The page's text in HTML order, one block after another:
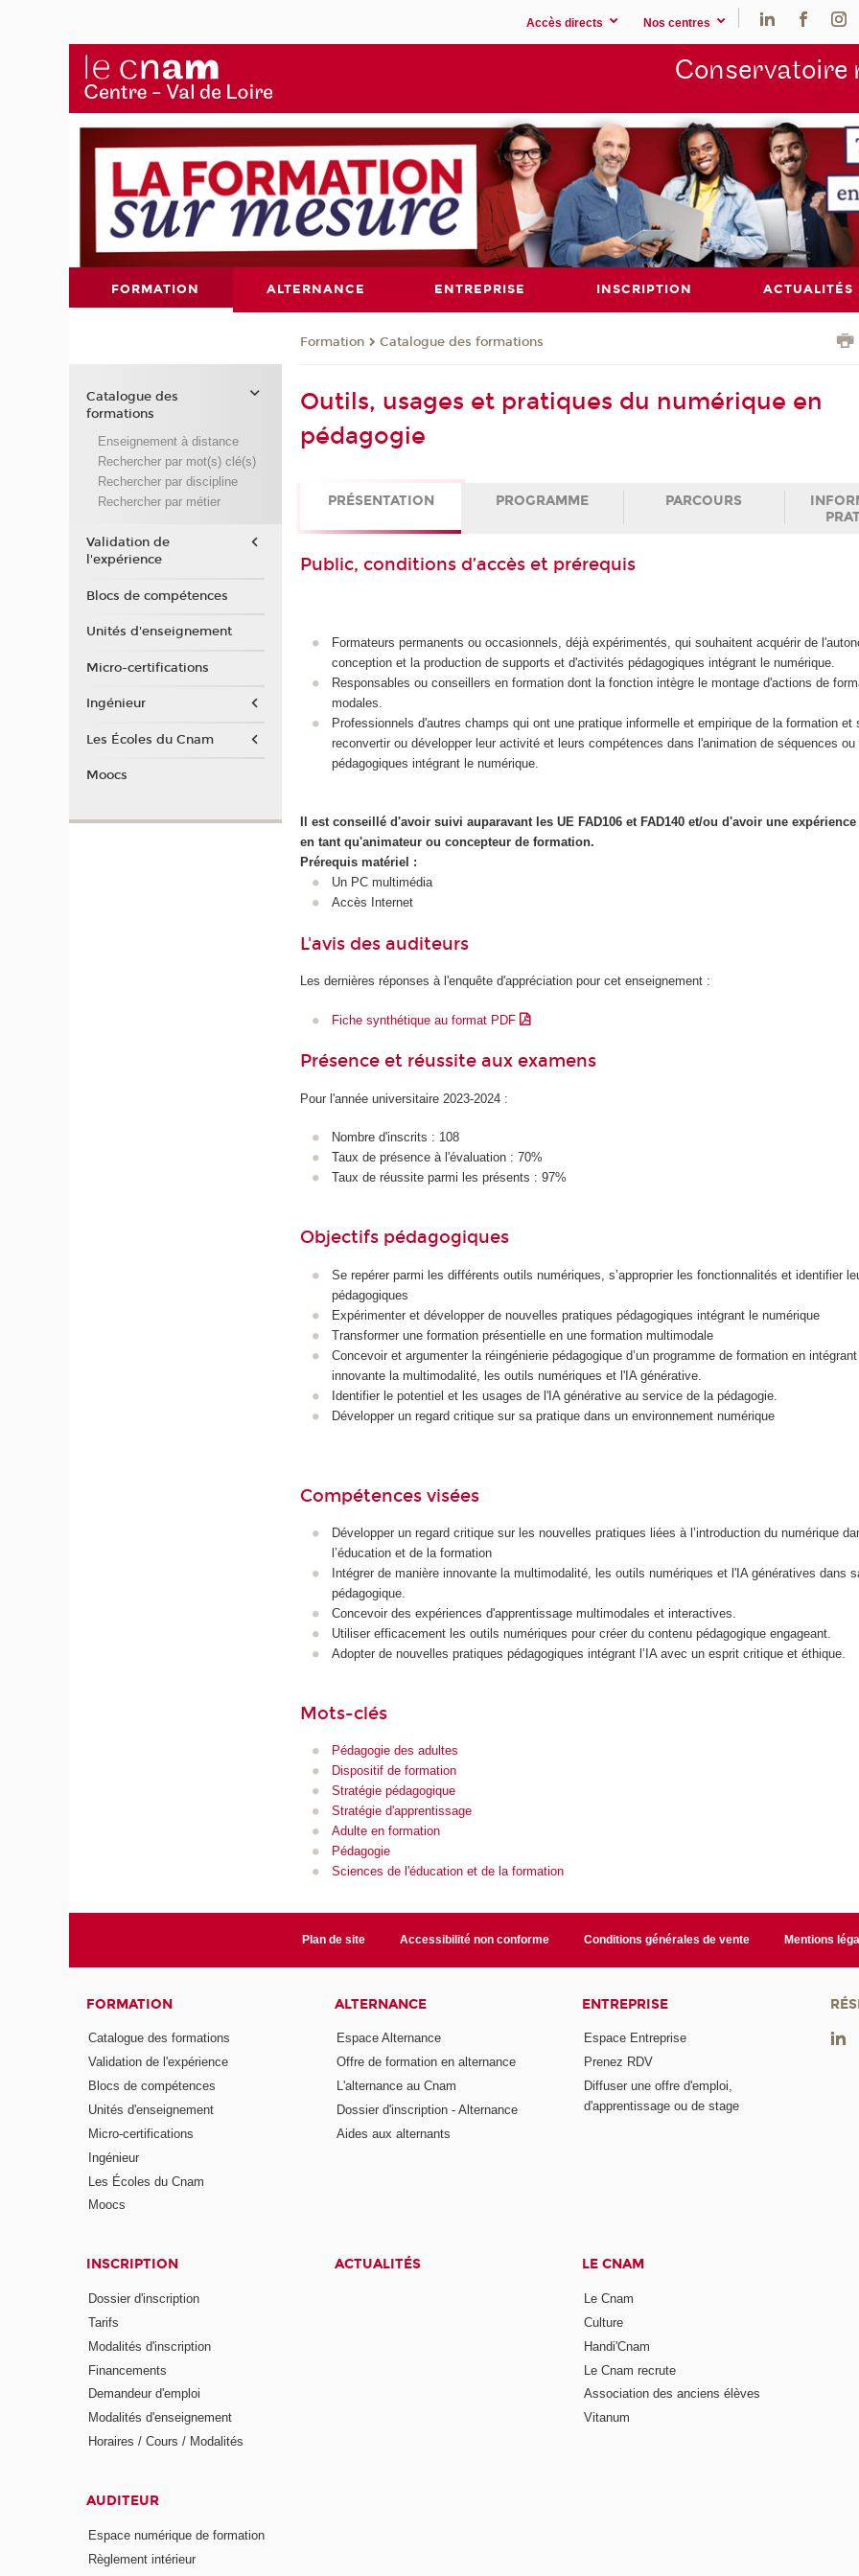
Accès directs Nos centres
Conservatoire
FORMATION ALTERNANCE ENTREPRISE INSCRIPTION ACTUALITÉS
Formation Catalogue des formations
Outils, usages et pratiques du numérique en
pédagogie
PRÉSENTATION PROGRAMME PARCOURS
Public, conditions d’accès et prérequis
Formateurs permanents ou occasionnels, déjà expérimentés, qui souhaitent acquérir de
conception et la production de supports et d'activités pédagogiques intégrant le numérique.
Responsables ou conseillers en formation dont la fonction intègre le montage d'actions de
modales.
Professionnels d'autres champs qui ont une pratique informelle et empirique de la formation et
reconvertir ou développer leur activité et leurs compétences dans l'animation de séquences ou
pédagogiques intégrant le numérique.
Il est conseillé d'avoir suivi auparavant les UE FAD106 et FAD140 et/ou d'avoir une
en tant qu'animateur ou concepteur de formation.
Prérequis matériel :
Un PC multimédia
Accès Internet
L'avis des auditeurs
Les dernières réponses à l'enquête d'appréciation pour cet enseignement :
Fiche synthétique au format PDF
Présence et réussite aux examens
Pour l'année universitaire 2023-2024 :
Nombre d'inscrits : 108
Taux de présence à l'évaluation : 70%
Taux de réussite parmi les présents : 97%
Objectifs pédagogiques
Se repérer parmi les différents outils numériques, s’approprier les fonctionnalités et identifier
pédagogiques
Expérimenter et développer de nouvelles pratiques pédagogiques intégrant le numérique
Transformer une formation présentielle en une formation multimodale
Concevoir et argumenter la réingénierie pédagogique d’un programme de formation en
innovante la multimodalité, les outils numériques et l'IA générative.
Identifier le potentiel et les usages de l'IA générative au service de la pédagogie.
Développer un regard critique sur sa pratique dans un environnement numérique
Compétences visées
Développer un regard critique sur les nouvelles pratiques liées à l’introduction du numérique
l’éducation et de la formation
Intégrer de manière innovante la multimodalité, les outils numériques et l'IA génératives dans
pédagogique.
Concevoir des expériences d'apprentissage multimodales et interactives.
Utiliser efficacement les outils numériques pour créer du contenu pédagogique engageant.
Adopter de nouvelles pratiques pédagogiques intégrant l’IA avec un esprit critique et éthique.
Mots-clés
Pédagogie des adultes
Dispositif de formation
Stratégie pédagogique
Stratégie d'apprentissage
Adulte en formation
Pédagogie
Sciences de l'éducation et de la formation
Catalogue des
formations
Enseignement à distance
Rechercher par mot(s) clé(s)
Rechercher par discipline
Rechercher par métier
Validation de
l'expérience
Blocs de compétences
Unités d'enseignement
Micro-certifications
Ingénieur
Les Écoles du Cnam
Moocs
Plan de site Accessibilité non conforme Conditions générales de vente Mentions
FORMATION
Catalogue des formations
Validation de l'expérience
Blocs de compétences
Unités d'enseignement
Micro-certifications
Ingénieur
Les Écoles du Cnam
Moocs
ALTERNANCE
Espace Alternance
Offre de formation en alternance
L'alternance au Cnam
Dossier d'inscription - Alternance
Aides aux alternants
ENTREPRISE
Espace Entreprise
Prenez RDV
Diffuser une offre d'emploi,
d'apprentissage ou de stage
INSCRIPTION
Dossier d'inscription
Tarifs
Modalités d'inscription
Financements
Demandeur d'emploi
Modalités d'enseignement
Horaires / Cours / Modalités
ACTUALITÉS LE CNAM
Le Cnam
Culture
Handi'Cnam
Le Cnam recrute
Association des anciens élèves
Vitanum
AUDITEUR
Espace numérique de formation
Règlement intérieur